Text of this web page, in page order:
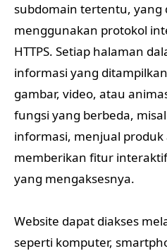
subdomain tertentu, yang
menggunakan protokol
HTTPS. Setiap halaman
informasi yang
gambar, video, atau
fungsi yang berbeda,
informasi, menjual produk
memberikan fitur
yang mengaksesnya.
Website dapat diakses
seperti komputer,